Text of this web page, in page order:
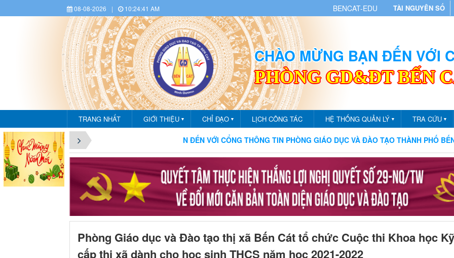
08-08-2026 | 10:24:43 AM BENCAT-EDU TÀI NGUYÊN SỐ
CHÀO MỪNG BẠN ĐẾN VỚI
PHÒNG GD&ĐT BẾN
TRANG NHẤT GIỚI THIỆU ▼ CHỈ ĐẠO ▼ LỊCH CÔNG TÁC HỆ THỐNG QUẢN LÝ ▼ TRA CỨU ▼
CHÀO MỪNG BẠN ĐẾN VỚI CỔNG THÔNG TIN PHÒNG GIÁO DỤC VÀ ĐÀO TẠO THÀNH PHỐ BẾN CÁT
Phòng Giáo dục và Đào tạo thị xã Bến Cát tổ chức Cuộc thi Khoa học
cấp thị xã dành cho học sinh THCS năm học 2021-2022